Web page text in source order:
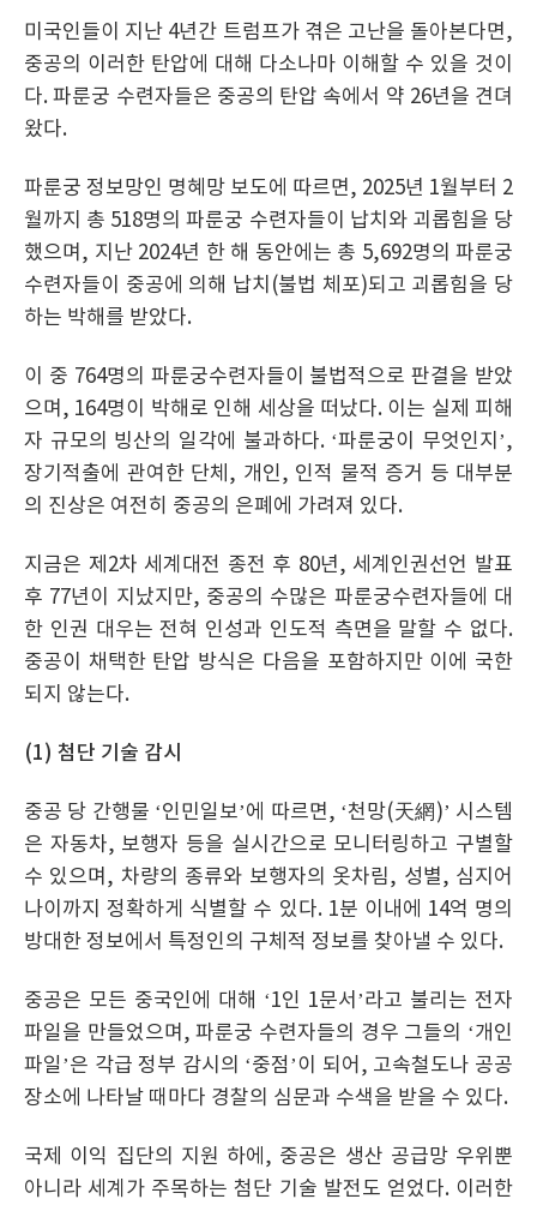
미국인들이 지난 4년간 트럼프가 겪은 고난을 돌아본다면,
중공의 이러한 탄압에 대해 다소나마 이해할 수 있을 것이
다. 파룬궁 수련자들은 중공의 탄압 속에서 약 26년을 견뎌
왔다.
파룬궁 정보망인 명혜망 보도에 따르면, 2025년 1월부터 2
월까지 총 518명의 파룬궁 수련자들이 납치와 괴롭힘을 당
했으며, 지난 2024년 한 해 동안에는 총 5,692명의 파룬궁
수련자들이 중공에 의해 납치(불법 체포)되고 괴롭힘을 당
하는 박해를 받았다.
이 중 764명의 파룬궁수련자들이 불법적으로 판결을 받았
으며, 164명이 박해로 인해 세상을 떠났다. 이는 실제 피해
자 규모의 빙산의 일각에 불과하다. ‘파룬궁이 무엇인지’,
장기적출에 관여한 단체, 개인, 인적 물적 증거 등 대부분
의 진상은 여전히 중공의 은폐에 가려져 있다.
지금은 제2차 세계대전 종전 후 80년, 세계인권선언 발표
후 77년이 지났지만, 중공의 수많은 파룬궁수련자들에 대
한 인권 대우는 전혀 인성과 인도적 측면을 말할 수 없다.
중공이 채택한 탄압 방식은 다음을 포함하지만 이에 국한
되지 않는다.
(1) 첨단 기술 감시
중공 당 간행물 ‘인민일보’에 따르면, ‘천망(天網)’ 시스템
은 자동차, 보행자 등을 실시간으로 모니터링하고 구별할
수 있으며, 차량의 종류와 보행자의 옷차림, 성별, 심지어
나이까지 정확하게 식별할 수 있다. 1분 이내에 14억 명의
방대한 정보에서 특정인의 구체적 정보를 찾아낼 수 있다.
중공은 모든 중국인에 대해 ‘1인 1문서’라고 불리는 전자
파일을 만들었으며, 파룬궁 수련자들의 경우 그들의 ‘개인
파일’은 각급 정부 감시의 ‘중점’이 되어, 고속철도나 공공
장소에 나타날 때마다 경찰의 심문과 수색을 받을 수 있다.
국제 이익 집단의 지원 하에, 중공은 생산 공급망 우위뿐
아니라 세계가 주목하는 첨단 기술 발전도 얻었다. 이러한